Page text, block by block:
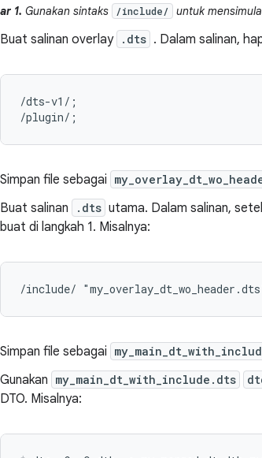
1. Gunakan sintaks /include/ untuk
Buat salinan overlay .dts . Dalam salinan,
/dts-v1/;
Simpan file sebagai
Buat salinan
.dts utama. Dalam salinan,
buat di langkah 1. Misalnya:
Simpan file sebagai
Gunakan my_main_dt_with_include.dts
DTO. Misalnya: